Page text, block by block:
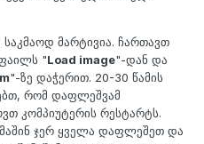
საკმაოდ მარტივია. ჩართავთ
"Load image"-დან და
"-ზე დაჭერით. 20-30 წამის
რომ დაფლეშვამ
კომპიუტერის რესტარტს.
ჯერ ყველა დაფლეშეთ და